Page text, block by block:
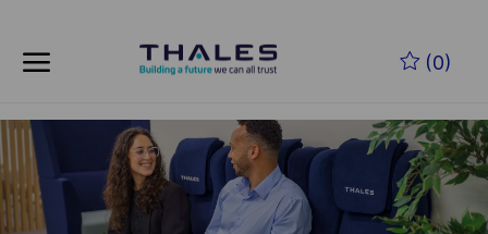
(0)
-